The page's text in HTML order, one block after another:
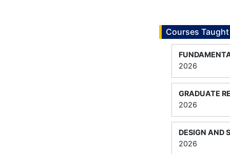
Courses Taught
2026
GRADUATE
2026
DESIGN AND
2026